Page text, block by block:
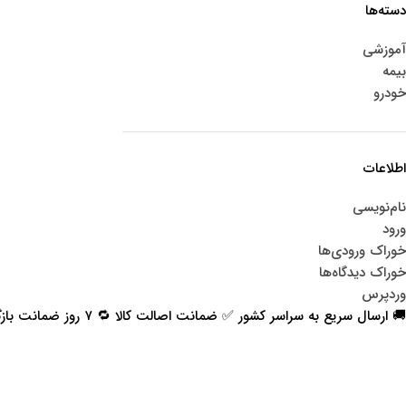
دسته‌ها
آموزشی
بیمه
خودرو
اطلاعات
نام‌نویسی
ورود
خوراک ورودی‌ها
خوراک دیدگاه‌ها
وردپرس
🚚 ارسال سریع به سراسر کشور ✅ ضمانت اصالت کالا 🔁 ۷ روز ضمانت بازگشت 📞 پشتیبانی واقعی